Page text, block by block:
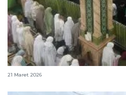
Salat Id digelar di tengah
21 Maret 2026